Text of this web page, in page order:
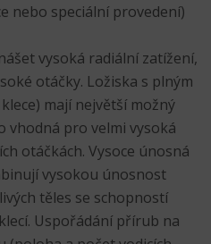
nebo speciální provedení)
vysoká radiální zatížení,
otáčky. Ložiska s plným
mají největší možný
vhodná pro velmi vysoká
otáčkách. Vysoce únosná
vysokou únosnost
těles se schopností
Uspořádání přírub na